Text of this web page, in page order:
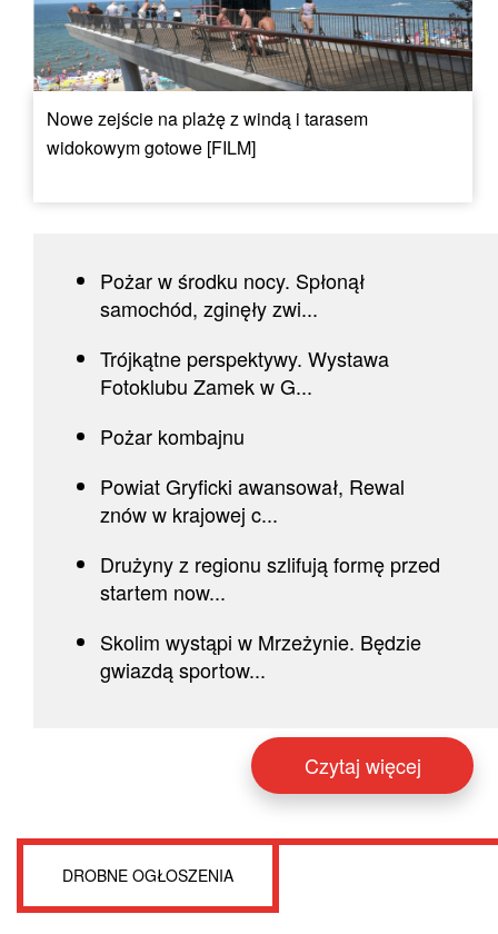
Nowe zejście na plażę z windą i tarasem
widokowym gotowe [FILM]
Pożar w środku nocy. Spłonął
samochód, zginęły zwi...
Trójkątne perspektywy. Wystawa
Fotoklubu Zamek w G...
Pożar kombajnu
Powiat Gryficki awansował, Rewal
znów w krajowej c...
Drużyny z regionu szlifują formę przed
startem now...
Skolim wystąpi w Mrzeżynie. Będzie
gwiazdą sportow...
Czytaj więcej
DROBNE OGŁOSZENIA